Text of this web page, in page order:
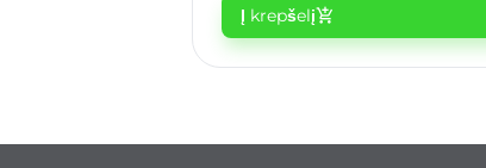
Į krepšelįadd_shopping_cart